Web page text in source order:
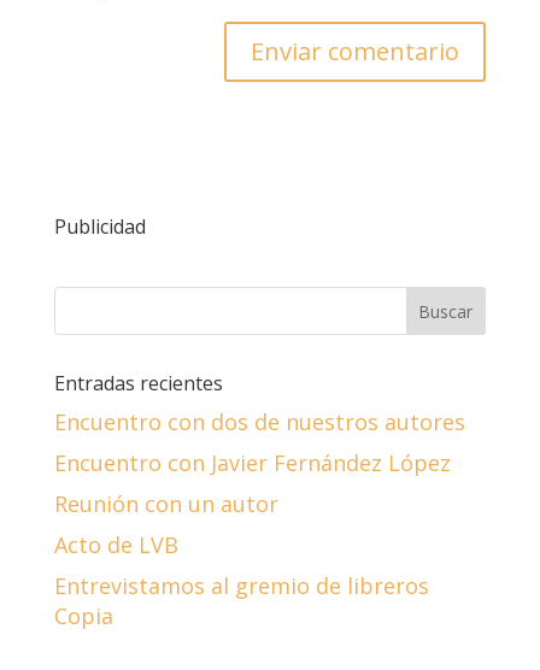
Publicidad
Entradas recientes
Encuentro con dos de nuestros autores
Encuentro con Javier Fernández López
Reunión con un autor
Acto de LVB
Entrevistamos al gremio de libreros
Copia